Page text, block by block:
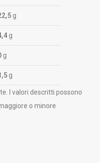
g
g
g
g
I valori descritti possono
o minore